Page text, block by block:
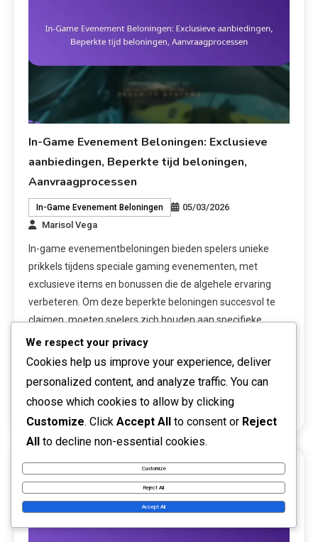
In-Game Evenement Beloningen: Exclusieve
aanbiedingen, Beperkte tijd beloningen,
Aanvraagprocessen
In-Game Evenement Beloningen
05/03/2026
Marisol Vega
In-game evenementbeloningen bieden spelers unieke
prikkels tijdens speciale gaming evenementen, met
exclusieve items en bonussen die de algehele ervaring
verbeteren. Om deze beperkte beloningen succesvol te
claimen, moeten spelers zich houden aan specifieke
processen die door de game-ontwikkelaars zijn
vastgesteld, vaak met de voltooiing van taken binnen
Read More
15 MINS READ
We respect your privacy
Cookies help us improve your experience, deliver
personalized content, and analyze traffic. You can
choose which cookies to allow by clicking
Customize. Click Accept All to consent or Reject
All to decline non-essential cookies.
Customize
Reject All
Accept All